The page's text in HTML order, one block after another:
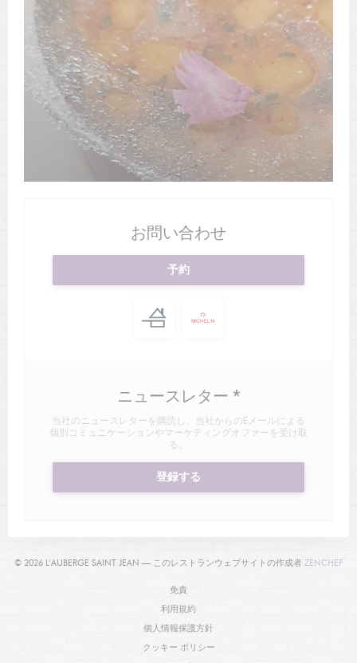
お問い合わせ
予約
ニュースレター *
当社のニュースレターを購読し、当社からのEメールによる
個別コミュニケーションやマーケティングオファーを受け取
る。
登録する
© 2026 L'AUBERGE SAINT JEAN — このレストランウェブサイトの作成者 ZENCHEF((
免責
利用規約
個人情報保護方針
クッキー ポリシー((新しいウィンドウで開きます))